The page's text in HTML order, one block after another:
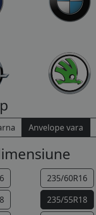
Anvelope vara
235/60R16
235/55R18